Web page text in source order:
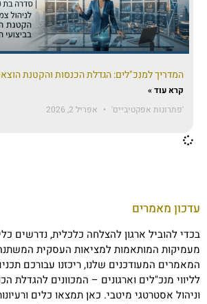
המדריך למנכ"לים: הגדלת הכנסות והקטנת
קרא עוד »
'פתרונות אפקטיביים'
אפריל 2, 2026
עדכון מאמרים
בכדי להוביל ארגון להצלחה כלכלית, נדרשים
מעמיקות המותאמות למציאות העסקית
המאמרים המעודכנים שלנו, ריכזנו עבורכם
לליווי מנכ"לים וארגונים – המכוונים להגדלת
וניהול אסטרטגי מיטבי. כאן תמצאו כלים